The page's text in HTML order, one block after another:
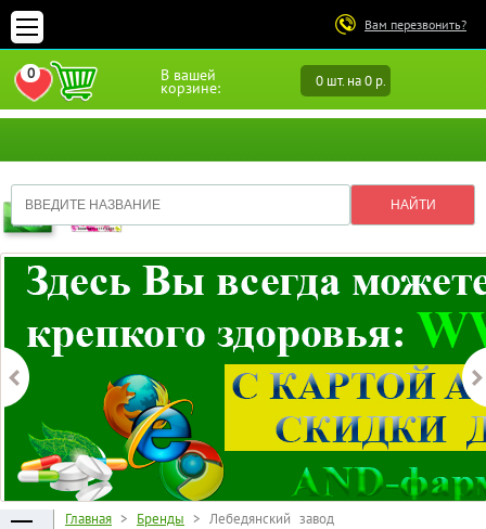
Вам перезвонить?
В вашей
корзине: 0 шт. на 0 р.
0
ПЕРЕЙТИ В ИЗБРАННОЕ
Главная > Бренды > Лебедянский завод